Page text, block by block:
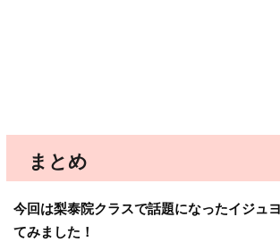
まとめ
今回は梨泰院クラスで話題になったイジュ
てみました！